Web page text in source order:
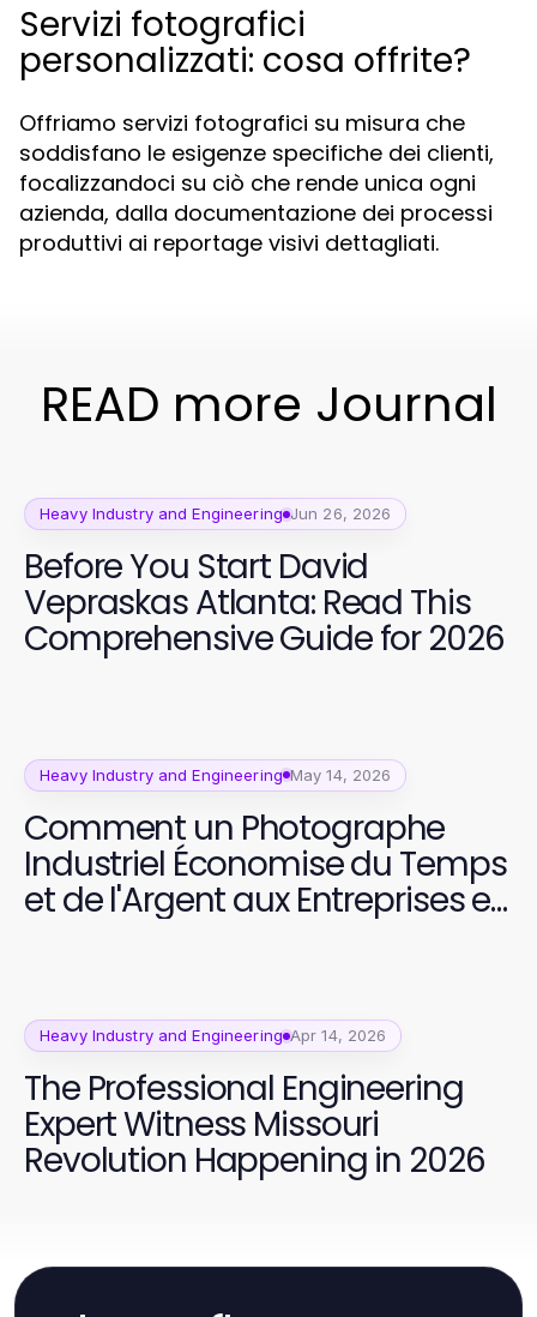
Servizi fotografici
personalizzati: cosa offrite?
Offriamo servizi fotografici su misura che
soddisfano le esigenze specifiche dei clienti,
focalizzandoci su ciò che rende unica ogni
azienda, dalla documentazione dei processi
produttivi ai reportage visivi dettagliati.
READ more Journal
Heavy Industry and Engineering Jun 26, 2026
Before You Start David
Vepraskas Atlanta: Read This
Comprehensive Guide for 2026
Heavy Industry and Engineering May 14, 2026
Comment un Photographe
Industriel Économise du Temps
et de l'Argent aux Entreprises en
Heavy Industry and Engineering Apr 14, 2026
The Professional Engineering
Expert Witness Missouri
Revolution Happening in 2026